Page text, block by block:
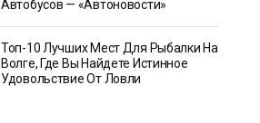
Автобусов — «Автоновости»
Топ-10 Лучших Мест Для Рыбалки На
Волге, Где Вы Найдете Истинное
Удовольствие От Ловли